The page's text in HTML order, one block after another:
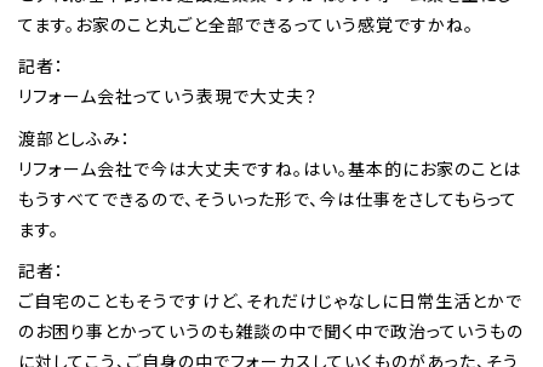
てます。お家のこと丸ごと全部できるっていう感覚ですかね。
記者：
リフォーム会社っていう表現で大丈夫？
渡部としふみ：
リフォーム会社で今は大丈夫ですね。はい。基本的にお家のことは
もうすべてできるので、そういった形で、今は仕事をさしてもらって
ます。
記者：
ご自宅のこともそうですけど、それだけじゃなしに日常生活とかで
のお困り事とかっていうのも雑談の中で聞く中で政治っていうもの
に対してこう、ご自身の中でフォーカスしていくものがあった、そう